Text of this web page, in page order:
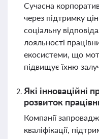
Сучасна
через підтримку
соціальну
лояльності
екосистеми, що
підвищує їхню
Які інноваційні
розвиток
Компанії
кваліфікації,